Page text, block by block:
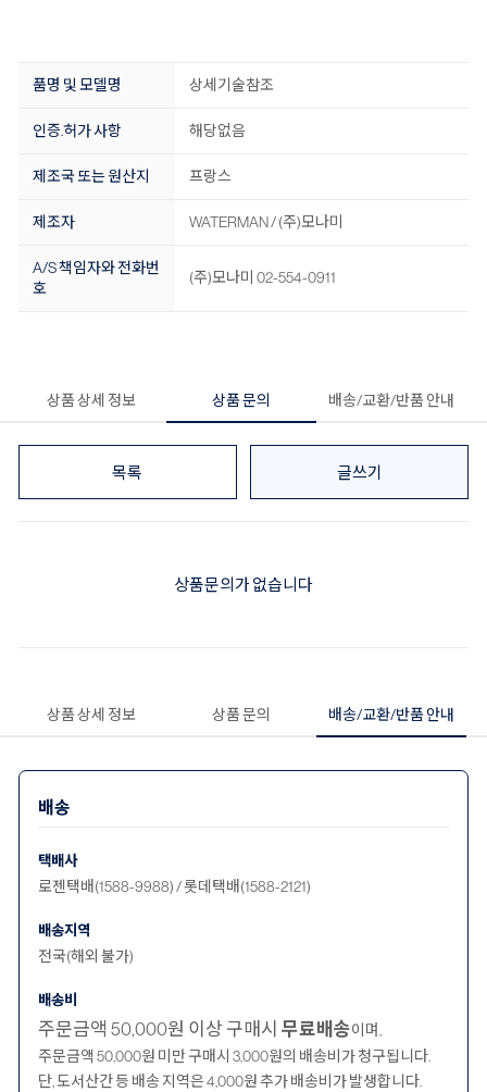
품명 및 모델명 상세기술참조
인증.허가 사항 해당없음
제조국 또는 원산지 프랑스
제조자 WATERMAN / (주)모나미
A/S 책임자와 전화번
호
(주)모나미 02-554-0911
상품 상세 정보 상품 문의 배송/교환/반품 안내
목록 글쓰기
상품문의가 없습니다
상품 상세 정보 상품 문의 배송/교환/반품 안내
배송
택배사
로젠택배(1588-9988) / 롯데택배(1588-2121)
배송지역
전국(해외 불가)
배송비
주문금액 50,000원 이상 구매시 무료배송이며,
주문금액 50,000원 미만 구매시 3,000원의 배송비가 청구됩니다.
단, 도서산간 등 배송 지역은 4,000원 추가 배송비가 발생합니다.